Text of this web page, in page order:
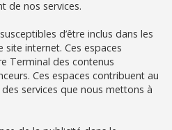
de nos services.
d’être inclus dans les
internet. Ces espaces
Terminal des contenus
Ces espaces contribuent au
services que nous mettons à